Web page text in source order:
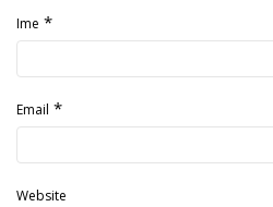
Ime *
Email *
Website